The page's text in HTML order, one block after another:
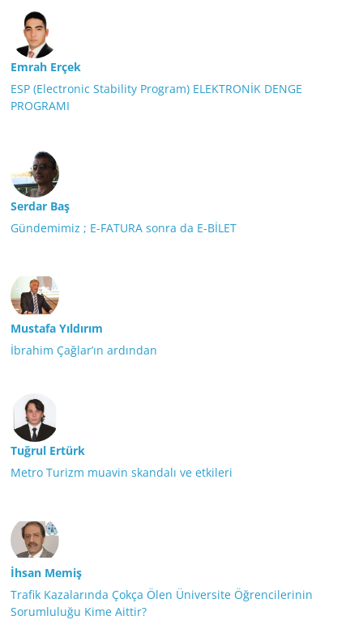
Emrah Erçek
ESP (Electronic Stability Program) ELEKTRONİK DENGE
PROGRAMI
Serdar Baş
Gündemimiz ; E-FATURA sonra da E-BİLET
Mustafa Yıldırım
İbrahim Çağlar’ın ardından
Tuğrul Ertürk
Metro Turizm muavin skandalı ve etkileri
İhsan Memiş
Trafik Kazalarında Çokça Ölen Üniversite Öğrencilerinin
Sorumluluğu Kime Aittir?